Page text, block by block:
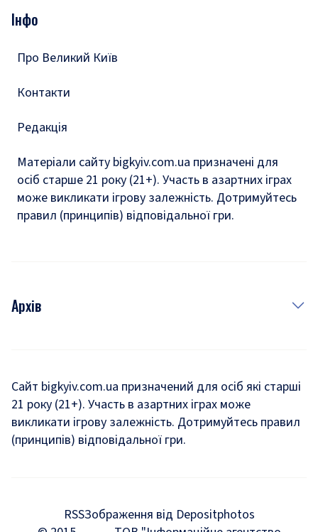
Подкасти
Тести
Інфо
Про Великий Київ
Контакти
Редакція
Матеріали сайту bigkyiv.com.ua призначені для
осіб старше 21 року (21+). Участь в азартних іграх
може викликати ігрову залежність. Дотримуйтесь
правил (принципів) відповідальної гри.
Архів
Комуналка
Хроніки війни
Мегаполіс
Сайт bigkyiv.com.ua призначений для осіб які старші
21 року (21+). Участь в азартних іграх може
викликати ігрову залежність. Дотримуйтесь правил
(принципів) відповідальної гри.
RSSЗображення від Depositphotos